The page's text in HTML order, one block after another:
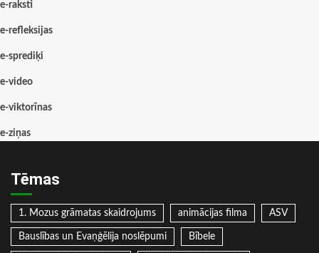
e-raksti
e-refleksijas
e-sprediķi
e-video
e-viktorīnas
e-ziņas
Tēmas
1. Mozus grāmatas skaidrojums animācijas filma ASV
Bauslības un Evaņģēlija noslēpumi Bībele